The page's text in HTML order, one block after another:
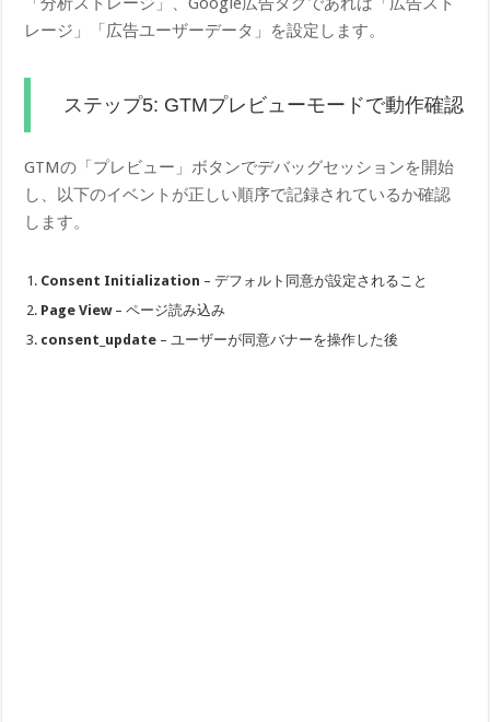
レージ」「広告ユーザーデータ」を設定します。
ステップ5: GTMプレビューモードで動作確認
GTMの「プレビュー」ボタンでデバッグセッションを開始
し、以下のイベントが正しい順序で記録されているか確認
します。
Consent Initialization – デフォルト同意が設定されること
Page View– ページ読み込み
consent_update – ユーザーが同意バナーを操作した後